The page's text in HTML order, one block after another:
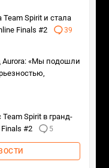
Spirit и стала
Finals #2
39
Aurora: «Мы подошли
Spirit в гранд-
#2
5